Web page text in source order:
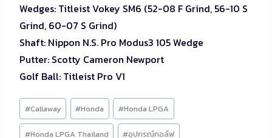
Wedges: Titleist Vokey SM6 (52-08 F Grind, 56-10 S
Grind, 60-07 S Grind)
Shaft: Nippon N.S. Pro Modus3 105 Wedge
Putter: Scotty Cameron Newport
Golf Ball: Titleist Pro V1
Post
Tags:
#Callaway #Honda #Honda LPGA
#Honda LPGA Thailand #อุปกรณ์กอล์ฟ